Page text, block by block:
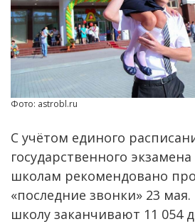
Фото: astrobl.ru
С учётом единого
государственного
школам рекомендовано
«последние звонки» 23
школу заканчивают 11 054